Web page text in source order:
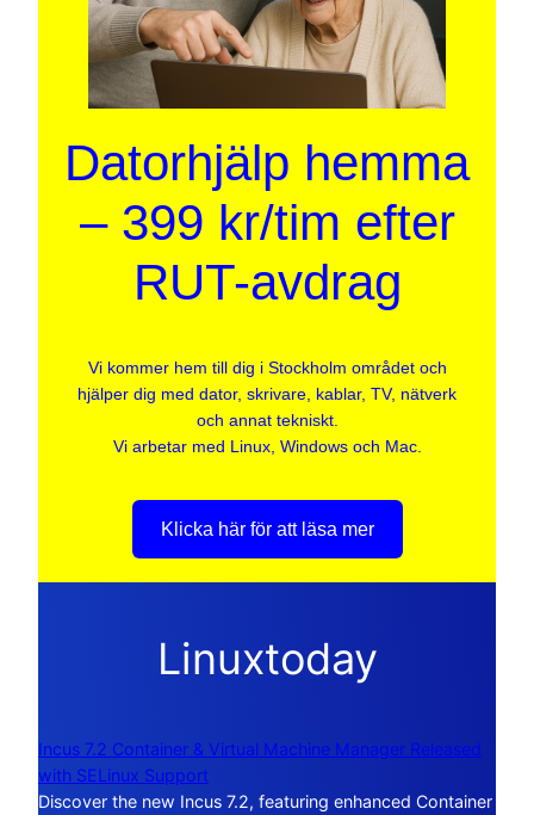
Datorhjälp hemma
– 399 kr/tim efter
RUT-avdrag
Vi kommer hem till dig i Stockholm området och
hjälper dig med dator, skrivare, kablar, TV, nätverk
och annat tekniskt.
Vi arbetar med Linux, Windows och Mac.
Klicka här för att läsa mer
Linuxtoday
Incus 7.2 Container & Virtual Machine Manager Released
with SELinux Support
Discover the new Incus 7.2, featuring enhanced Container